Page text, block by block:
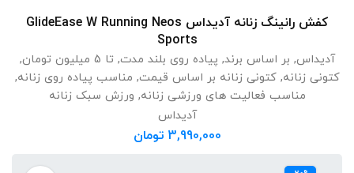
انتخاب گزینه ها
کفش رانینگ زنانه آدیداس GlideEase W Running Neos
Sports
آدیداس, بر اساس برند, پیاده روی بلند مدت,تا 5 میلیون تومان
,
کتونی زنانه,کتونی زنانه بر اساس قیمت, مناسب پیاده روی زنانه,
مناسب فعالیت های ورزشی زنانه, ورزش سبک زنانه
آدیداس
3,990,000 تومان